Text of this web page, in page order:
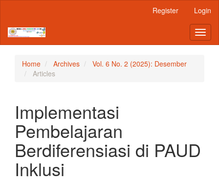
Content
Sidebar
Register Login
Home Archives
Vol. 6 No. 2 (2025): Desember
Articles
Implementasi
Pembelajaran
Berdiferensiasi di PAUD
Inklusi